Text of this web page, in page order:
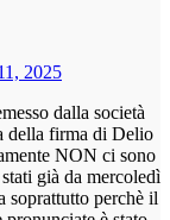
2025
della firma di Delio
NON ci sono
già da mercoledì
soprattutto perchè il